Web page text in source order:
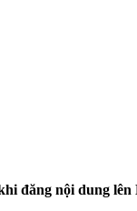
đăng nội dung